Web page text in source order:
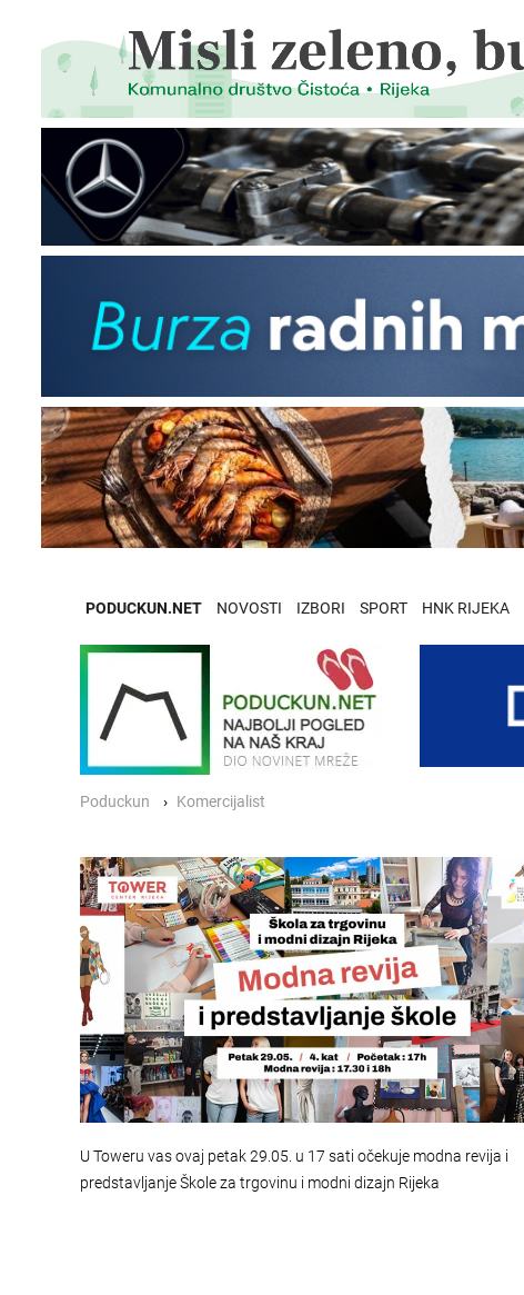
PODUCKUN.NET NOVOSTI IZBORI SPORT HNK RIJEKA
Poduckun Komercijalist
U Toweru vas ovaj petak 29.05. u 17 sati očekuje modna revija i
predstavljanje Škole za trgovinu i modni dizajn Rijeka